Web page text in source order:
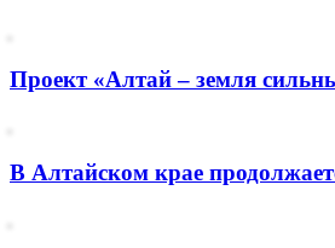
Проект «Алтай – земля
В Алтайском крае